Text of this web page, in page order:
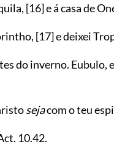
[16]e á casa de
[17]e deixei
do inverno. Eubulo,
sejacom o teu
10.42.